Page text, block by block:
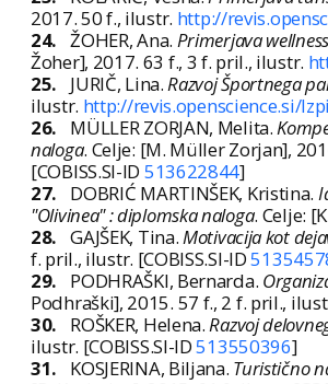
2017. 50 f., ilustr. http://
24. ŽOHER, Ana. Primerjava
Žoher], 2017. 63 f., 3 f. pril., ilustr.
25.
JURIČ, Lina.Razvoj Športnega
ilustr. http://revis.openscience.si/
26.
MÜLLER ZORJAN, Melita.
naloga. Celje: [M. Müller Zorjan],
[COBISS.SI-ID 513622844]
27.
DOBRIĆ MARTINŠEK, Kristina.
"Olivinea" : diplomska naloga. Celje:
28. GAJŠEK, Tina.Motivacija kot
f. pril., ilustr. [COBISS.SI-ID
29.
PODHRAŠKI, Bernarda.
Podhraški], 2015. 57 f., 2 f. pril.,
30.
ROŠKER, Helena.Razvoj
ilustr. [COBISS.SI-ID513550396]
31.
KOSJERINA, Biljana. Turistično